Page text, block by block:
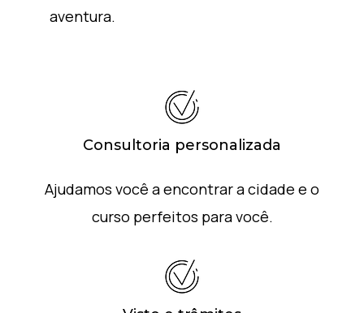
aventura.
Consultoria personalizada
Ajudamos você a encontrar a cidade e o
curso perfeitos para você.